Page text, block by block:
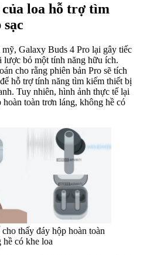
loa hỗ trợ tìm
Galaxy Buds 4 Pro lại gây tiếc
bỏ một tính năng hữu ích.
cho rằng phiên bản Pro sẽ tích
hỗ trợ tính năng tìm kiếm thiết bị
Tuy nhiên, hình ảnh thực tế lại
toàn trơn láng, không hề có
thấy đáy hộp hoàn toàn
có khe loa